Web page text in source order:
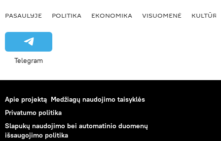
PASAULYJE POLITIKA EKONOMIKA VISUOMENĖ KULTŪRA
Telegram
Apie projektą Medžiagų naudojimo taisyklės
Privatumo politika
Slapukų naudojimo bei automatinio duomenų
išsaugojimo politika